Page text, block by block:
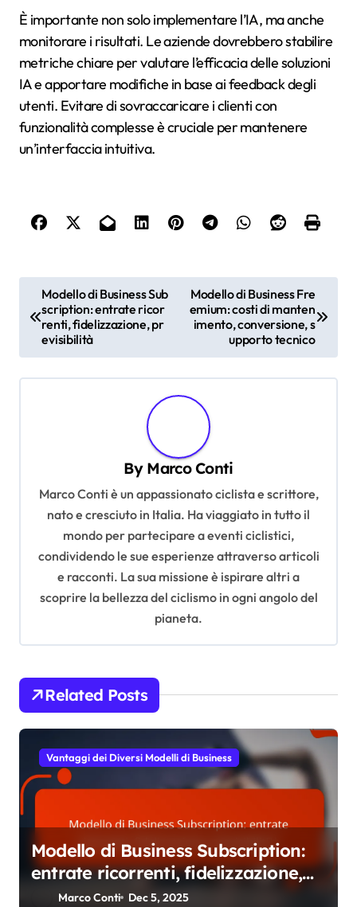
È importante non solo implementare l’IA, ma anche
monitorare i risultati. Le aziende dovrebbero stabilire
metriche chiare per valutare l’efficacia delle soluzioni
IA e apportare modifiche in base ai feedback degli
utenti. Evitare di sovraccaricare i clienti con
funzionalità complesse è cruciale per mantenere
un’interfaccia intuitiva.
o
Modello di Business Sub
scription: entrate ricor
renti, fidelizzazione, pr
evisibilità
Modello di Business Fre
emium: costi di manten
imento, conversione, s
upporto tecnico
By Marco Conti
Marco Conti è un appassionato ciclista e scrittore,
nato e cresciuto in Italia. Ha viaggiato in tutto il
mondo per partecipare a eventi ciclistici,
condividendo le sue esperienze attraverso articoli
e racconti. La sua missione è ispirare altri a
scoprire la bellezza del ciclismo in ogni angolo del
pianeta.
Related Posts
Vantaggi dei Diversi Modelli di Business
Modello di Business Subscription:
entrate ricorrenti, fidelizzazione,
previsibilità
Marco Conti Dec 5, 2025